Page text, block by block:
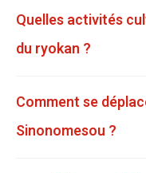
Quelles activités
du ryokan ?
Comment se
Sinonomesou ?